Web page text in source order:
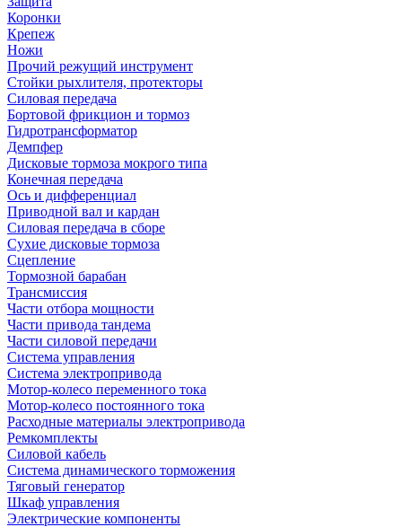
Коронки
Крепеж
Ножи
Прочий режущий инструмент
Стойки рыхлителя, протекторы
Силовая передача
Бортовой фрикцион и тормоз
Гидротрансформатор
Демпфер
Дисковые тормоза мокрого типа
Конечная передача
Ось и дифференциал
Приводной вал и кардан
Силовая передача в сборе
Сухие дисковые тормоза
Сцепление
Тормозной барабан
Трансмиссия
Части отбора мощности
Части привода тандема
Части силовой передачи
Система управления
Система электропривода
Мотор-колесо переменного тока
Мотор-колесо постоянного тока
Расходные материалы электропривода
Ремкомплекты
Силовой кабель
Система динамического торможения
Тяговый генератор
Шкаф управления
Электрические компоненты